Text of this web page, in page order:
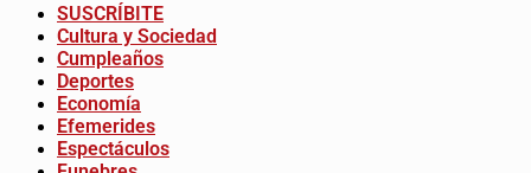
SUSCRÍBITE
Cultura y Sociedad
Cumpleaños
Deportes
Economía
Efemerides
Espectáculos